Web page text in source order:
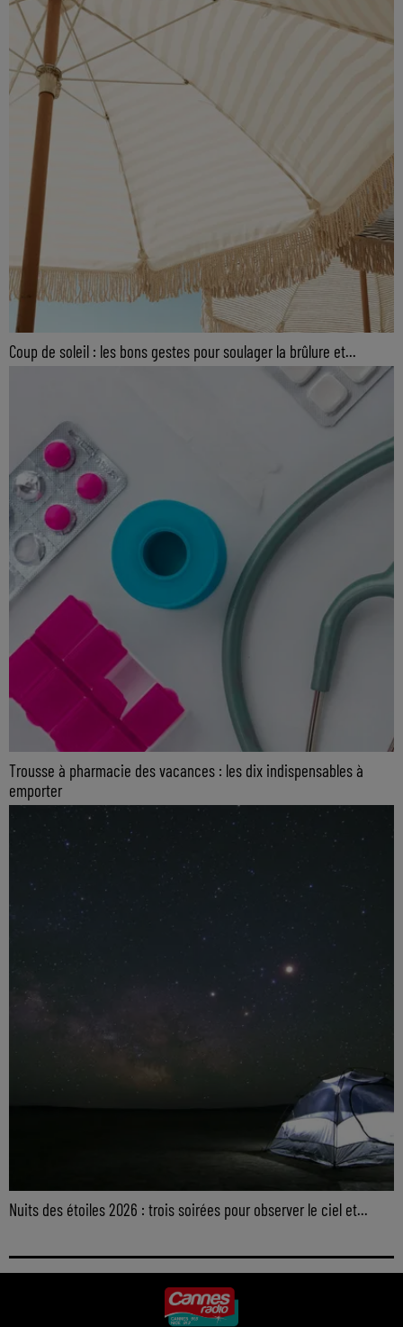
Coup de soleil : les bons gestes pour soulager la brûlure et...
Trousse à pharmacie des vacances : les dix indispensables à
emporter
Nuits des étoiles 2026 : trois soirées pour observer le ciel et...